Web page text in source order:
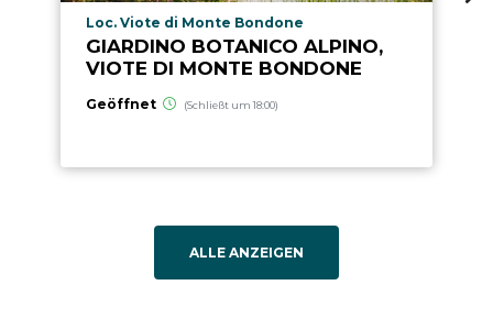
aria.poi_location_prefix
Loc. Viote di Monte Bondone
GIARDINO BOTANICO ALPINO,
VIOTE DI MONTE BONDONE
Geöffnet (Schließt um 18:00)
ALLE ANZEIGEN